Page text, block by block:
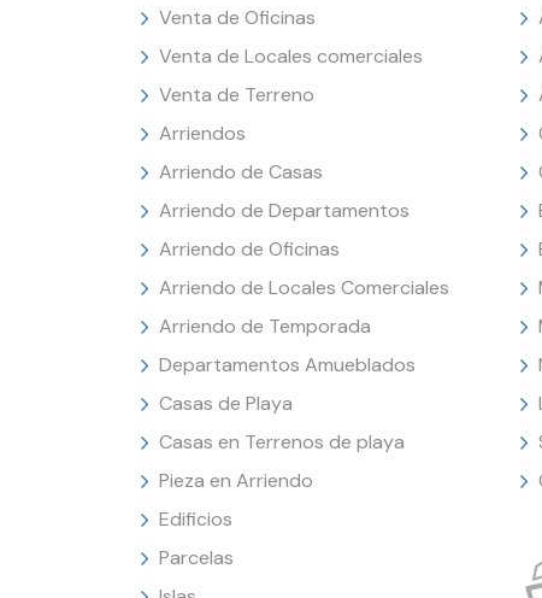
Venta de Oficinas
Venta de Locales comerciales
Venta de Terreno
Arriendos
Arriendo de Casas
Arriendo de Departamentos
Arriendo de Oficinas
Arriendo de Locales Comerciales
Arriendo de Temporada
Departamentos Amueblados
Casas de Playa
Casas en Terrenos de playa
Pieza en Arriendo
Edificios
Parcelas